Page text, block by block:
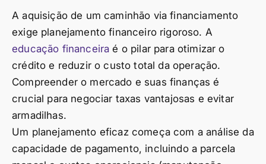
A aquisição de um caminhão via financiamento
exige planejamento financeiro rigoroso. A
educação financeira é o pilar para otimizar o
crédito e reduzir o custo total da operação.
Compreender o mercado e suas finanças é
crucial para negociar taxas vantajosas e evitar
armadilhas.
Um planejamento eficaz começa com a análise da
capacidade de pagamento, incluindo a parcela